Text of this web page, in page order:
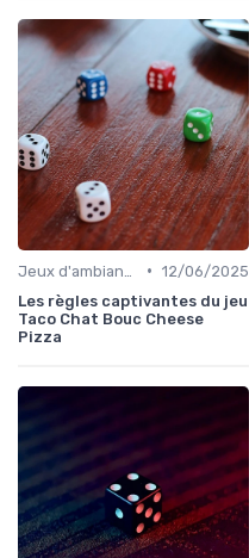
• 12/06/2025
Les règles captivantes du jeu
Taco Chat Bouc Cheese
Pizza